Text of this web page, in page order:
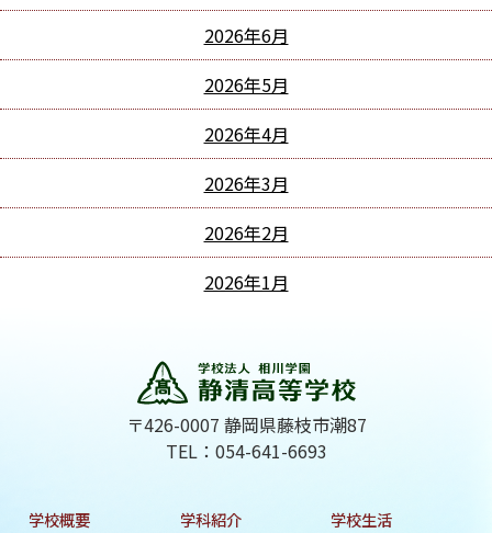
2026年6月
2026年5月
2026年4月
2026年3月
2026年2月
2026年1月
〒426-0007 静岡県藤枝市潮87
TEL：054-641-6693
学校概要 学科紹介 学校生活